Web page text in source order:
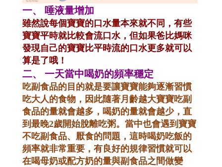
一、 唾液量增加
雖然說每個寶寶的口水量本來就不同，有些
寶寶平時就比較會流口水，但如果爸比媽咪
發現自己的寶寶比平時流的口水更多就可以
算是了哦！
二、 一天當中喝奶的頻率穩定
吃副食品的目的就是要讓寶寶能夠逐漸習慣
吃大人的食物，因此隨著月齡越大寶寶吃副
食品的量就會越多，喝奶的量就會越少，直
到最晚2歲開始脫離吃粥。當中也會遇到寶寶
不吃副食品、厭食的問題，這時喝奶吃飯的
頻率就非常重要，有良好的規律習慣就可以
在喝母奶或配方奶的量與副食品之間做變